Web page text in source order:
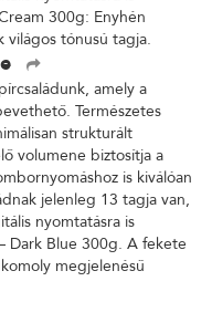
nyomtatásra is
300g: Enyhén
világos tónusú tagja.
amely a
Természetes
strukturált
volumene biztosítja a
is kiválóan
jelenleg 13 tagja van,
nyomtatásra is
Dark Blue 300g. A fekete
megjelenésű